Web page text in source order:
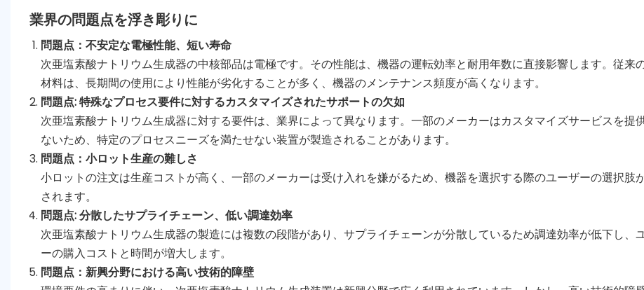
業界の問題点を浮き彫りに
問題点：不安定な電極性能、短い寿命
次亜塩素酸ナトリウム生成器の中核部品は電極です。その性能は、機器の運転効率と耐用年数に直接影響します。従来
材料は、長期間の使用により性能が劣化することが多く、機器のメンテナンス頻度が高くなります。
問題点: 特殊なプロセス要件に対するカスタマイズされたサポートの欠如
次亜塩素酸ナトリウム生成器に対する要件は、業界によって異なります。一部のメーカーはカスタマイズサービスを提
ないため、特定のプロセスニーズを満たせない装置が製造されることがあります。
問題点：小ロット生産の難しさ
小ロットの注文は生産コストが高く、一部のメーカーは受け入れを嫌がるため、機器を選択する際のユーザーの選択肢
されます。
問題点: 分散したサプライチェーン、低い調達効率
次亜塩素酸ナトリウム生成器の製造には複数の段階があり、サプライチェーンが分散しているため調達効率が低下し、
ーの購入コストと時間が増大します。
問題点：新興分野における高い技術的障壁